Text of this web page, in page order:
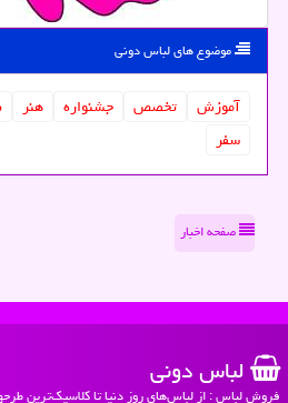
موضوع های لباس دونی
آموزش تخصص جشنواره هنر
سفر
صفحه اخبار
لباس دونی
فروش لباس : از لباس‌های روز دنیا تا کلاسیک‌ترین